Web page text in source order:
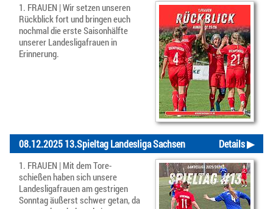
1. FRAUEN | Wir setzen unseren
Rückblick fort und bringen euch
nochmal die erste Saisonhälfte
unserer Landesligafrauen in
Erinnerung.
Details ▶
08.12.2025 13.Spieltag Landesliga Sachsen
1. FRAUEN | Mit dem Tore-
schießen haben sich unsere
Landesligafrauen am gestrigen
Sonntag äußerst schwer getan, da